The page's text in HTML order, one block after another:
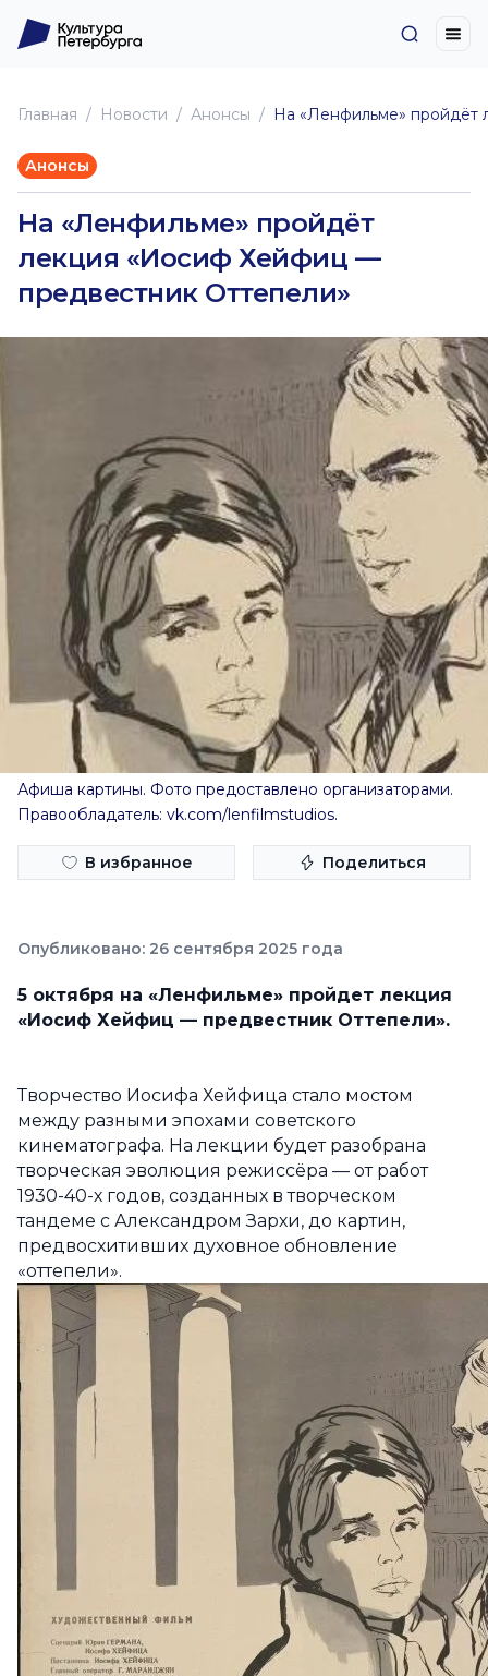
Главная Новоcти Анонсы На «Ленфильме» пройдёт
Анонсы
На «Ленфильме» пройдёт
лекция «Иосиф Хейфиц —
предвестник Оттепели»
Афиша картины. Фото предоставлено организаторами.
Правообладатель: vk.com/lenfilmstudios.
В избранное Поделиться
Опубликовано: 26 сентября 2025 года
5 октября на «Ленфильме» пройдет лекция
«Иосиф Хейфиц — предвестник Оттепели».
Творчество Иосифа Хейфица стало мостом
между разными эпохами советского
кинематографа. На лекции будет разобрана
творческая эволюция режиссёра — от работ
1930-40-х годов, созданных в творческом
тандеме с Александром Зархи, до картин,
предвосхитивших духовное обновление
«оттепели».